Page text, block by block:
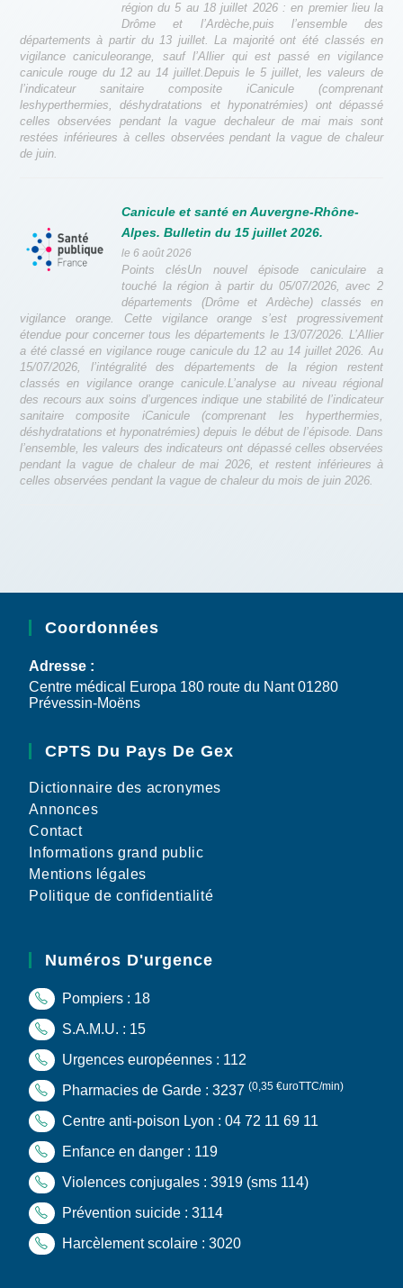
région du 5 au 18 juillet 2026 : en premier lieu la
Drôme et l’Ardèche,puis l’ensemble des
départements à partir du 13 juillet. La majorité ont été classés en
vigilance caniculeorange, sauf l’Allier qui est passé en vigilance
canicule rouge du 12 au 14 juillet.Depuis le 5 juillet, les valeurs de
l’indicateur sanitaire composite iCanicule (comprenant
leshyperthermies, déshydratations et hyponatrémies) ont dépassé
celles observées pendant la vague dechaleur de mai mais sont
restées inférieures à celles observées pendant la vague de chaleur
de juin.
Canicule et santé en Auvergne-Rhône-
Alpes. Bulletin du 15 juillet 2026.
le 6 août 2026
Points clésUn nouvel épisode caniculaire a
touché la région à partir du 05/07/2026, avec 2
départements (Drôme et Ardèche) classés en
vigilance orange. Cette vigilance orange s’est progressivement
étendue pour concerner tous les départements le 13/07/2026. L’Allier
a été classé en vigilance rouge canicule du 12 au 14 juillet 2026. Au
15/07/2026, l’intégralité des départements de la région restent
classés en vigilance orange canicule.L’analyse au niveau régional
des recours aux soins d’urgences indique une stabilité de l’indicateur
sanitaire composite iCanicule (comprenant les hyperthermies,
déshydratations et hyponatrémies) depuis le début de l’épisode. Dans
l’ensemble, les valeurs des indicateurs ont dépassé celles observées
pendant la vague de chaleur de mai 2026, et restent inférieures à
celles observées pendant la vague de chaleur du mois de juin 2026.
Coordonnées
Adresse :
Centre médical Europa 180 route du Nant 01280
Prévessin-Moëns
CPTS Du Pays De Gex
Dictionnaire des acronymes
Annonces
Contact
Informations grand public
Mentions légales
Politique de confidentialité
Numéros D'urgence
Pompiers : 18
S.A.M.U. : 15
Urgences européennes : 112
Pharmacies de Garde : 3237(0,35 €uroTTC/min)
Centre anti-poison Lyon : 04 72 11 69 11
Enfance en danger : 119
Violences conjugales : 3919 (sms 114)
Prévention suicide : 3114
Harcèlement scolaire : 3020